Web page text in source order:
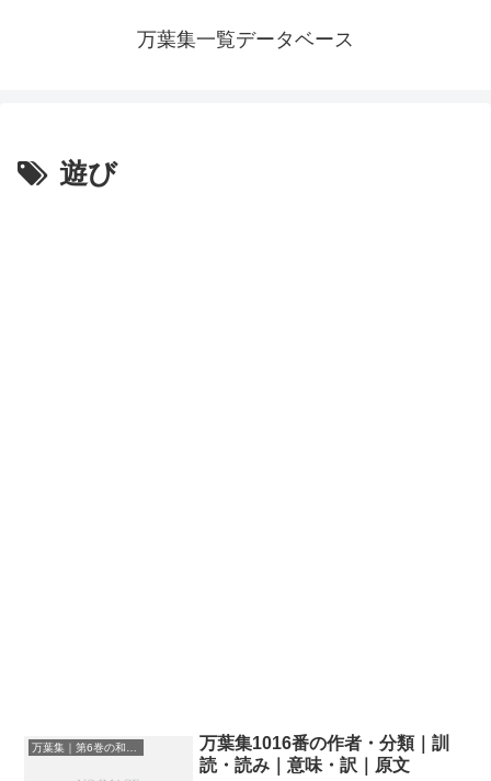
万葉集一覧データベース
遊び
万葉集1016番の作者・分類｜訓
読・読み｜意味・訳｜原文